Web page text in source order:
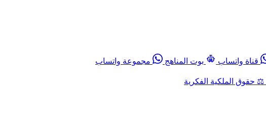
قناة واتساب بوت المناهج
مجموعة واتساب
⚖️ حقوق الملكية الفكرية